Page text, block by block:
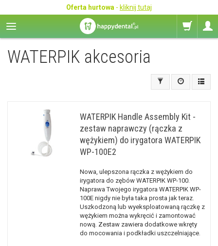
Oferta hurtowa - kliknij tutaj
WATERPIK akcesoria
WATERPIK Handle Assembly Kit -
zestaw naprawczy (rączka z
wężykiem) do irygatora WATERPIK
WP-100E2
Nowa, ulepszona rączka z wężykiem do
irygatora do zębów WATERPIK WP-100.
Naprawa Twojego irygatora WATERPIK WP-
100E nigdy nie była taka prosta jak teraz.
Uszkodzoną lub wyeksploatowaną rączkę z
wężykiem można wykręcić i zamontować
nową. Zestaw zawiera dodatkowe wkręty
do mocowania i podkładki uszczelniające.